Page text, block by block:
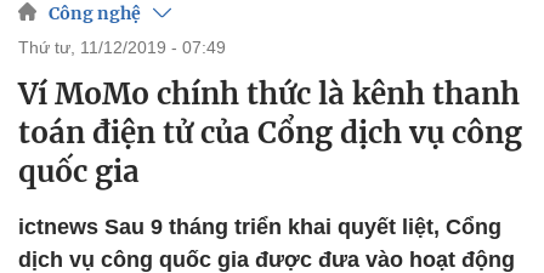
Công nghệ
thứ tư, 11/12/2019 - 07:49
Ví MoMo chính thức là kênh thanh
toán điện tử của Cổng dịch vụ công
quốc gia
ictnews Sau 9 tháng triển khai quyết liệt, Cổng
dịch vụ công quốc gia được đưa vào hoạt động